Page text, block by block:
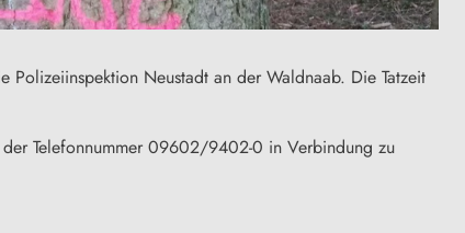
Neustadt an der Waldnaab. Die Tatzeit
Telefonnummer 09602/9402-0 in Verbindung zu